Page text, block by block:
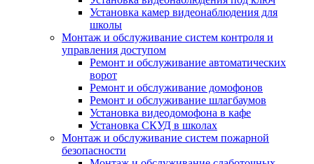
Установка камер видеонаблюдения для
школы
Монтаж и обслуживание систем контроля и
управления доступом
Ремонт и обслуживание автоматических
ворот
Ремонт и обслуживание домофонов
Ремонт и обслуживание шлагбаумов
Установка видеодомофона в кафе
Установка СКУД в школах
Монтаж и обслуживание систем пожарной
безопасности